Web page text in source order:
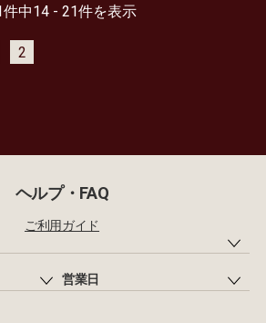
件中14 - 21件を表示
2
ヘルプ・FAQ
ご利用ガイド
営業日